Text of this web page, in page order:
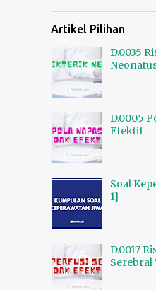
Artikel Pilihan
D.0035
D.0005
Efektif
Soal
1]
D.0017